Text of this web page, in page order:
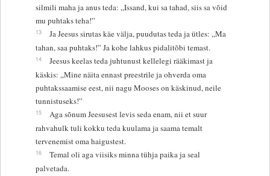
silmili maha ja anus teda: „Issand, kui sa tahad, siis sa võid
mu puhtaks teha!”
13
Ja Jeesus sirutas käe välja, puudutas teda ja ütles: „Ma
tahan, saa puhtaks!” Ja kohe lahkus pidalitõbi temast.
14
Jeesus keelas teda juhtunust kellelegi rääkimast ja
käskis: „Mine näita ennast preestrile ja ohverda oma
puhtakssaamise eest, nii nagu Mooses on käskinud, neile
tunnistuseks!”
15
Aga sõnum Jeesusest levis seda enam, nii et suur
rahvahulk tuli kokku teda kuulama ja saama temalt
tervenemist oma haigustest.
16
Temal oli aga viisiks minna tühja paika ja seal
palvetada.